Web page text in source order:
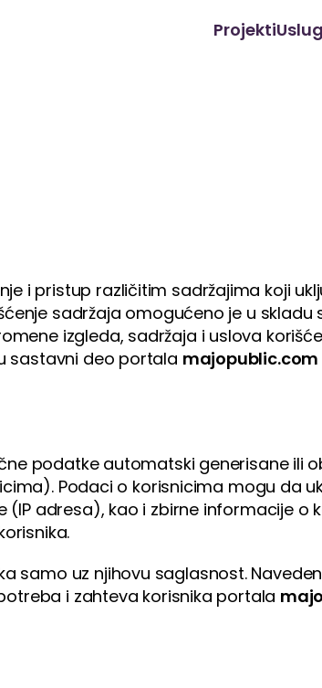
Projekti
i pristup različitim sadržajima koji
sadržaja omogućeno je u skladu
izgleda, sadržaja i uslova
sastavni deo portala majopublic.com
podatke automatski generisane ili
Podaci o korisnicima mogu da
adresa), kao i zbirne informacije o
samo uz njihovu saglasnost.
i zahteva korisnika portala